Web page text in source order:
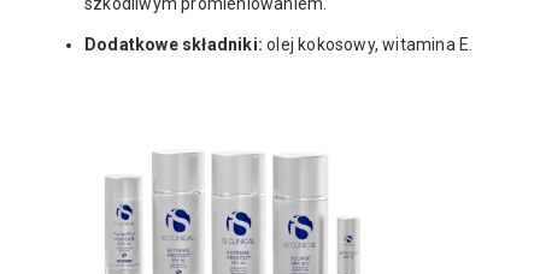
Dodatkowe składniki: olej kokosowy, witamina E.